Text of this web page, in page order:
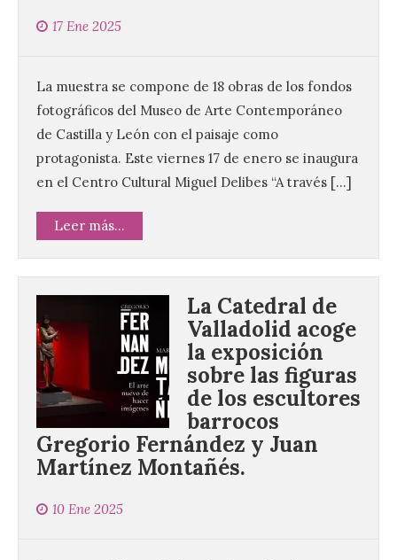
17 Ene 2025
La muestra se compone de 18 obras de los fondos
fotográficos del Museo de Arte Contemporáneo
de Castilla y León con el paisaje como
protagonista. Este viernes 17 de enero se inaugura
en el Centro Cultural Miguel Delibes “A través […]
Leer más...
La Catedral de
Valladolid acoge
la exposición
sobre las figuras
de los escultores
barrocos
Gregorio Fernández y Juan
Martínez Montañés.
10 Ene 2025
La UPSA impulsa la
Concurso Internacional de